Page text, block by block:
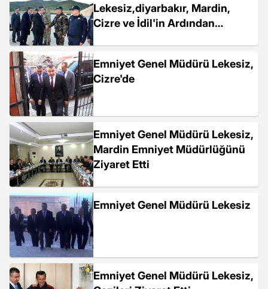
Lekesiz,diyarbakır, Mardin,
Cizre ve İdil'in Ardından
Emniyet Genel Müdürü Lekesiz,
Cizre'de
Emniyet Genel Müdürü Lekesiz,
Mardin Emniyet Müdürlüğünü
Ziyaret Etti
Emniyet Genel Müdürü Lekesiz
Emniyet Genel Müdürü Lekesiz,